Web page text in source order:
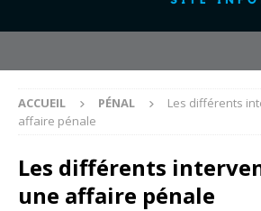
ACCUEIL PÉNAL
Les différents
affaire pénale
Les différents
une affaire pénale